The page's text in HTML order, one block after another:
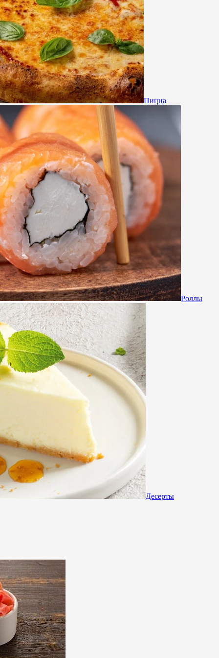
Пицца
Роллы
Десерты